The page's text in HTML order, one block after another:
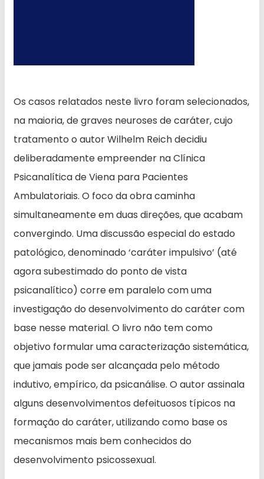
Os casos relatados neste livro foram selecionados,
na maioria, de graves neuroses de caráter, cujo
tratamento o autor Wilhelm Reich decidiu
deliberadamente empreender na Clínica
Psicanalítica de Viena para Pacientes
Ambulatoriais. O foco da obra caminha
simultaneamente em duas direções, que acabam
convergindo. Uma discussão especial do estado
patológico, denominado ‘caráter impulsivo’ (até
agora subestimado do ponto de vista
psicanalítico) corre em paralelo com uma
investigação do desenvolvimento do caráter com
base nesse material. O livro não tem como
objetivo formular uma caracterização sistemática,
que jamais pode ser alcançada pelo método
indutivo, empírico, da psicanálise. O autor assinala
alguns desenvolvimentos defeituosos típicos na
formação do caráter, utilizando como base os
mecanismos mais bem conhecidos do
desenvolvimento psicossexual.